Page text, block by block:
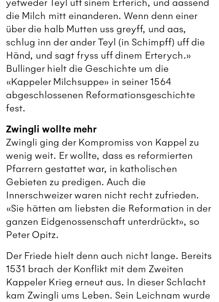
yetweder Teyl uff sinem Erterich, und aassend
die Milch mitt einanderen. Wenn denn einer
über die halb Mutten uss greyff, und aas,
schlug inn der ander Teyl (in Schimpff) uff die
Händ, und sagt fryss uff dinem Erterych.»
Bullinger hielt die Geschichte um die
«Kappeler Milchsuppe» in seiner 1564
abgeschlossenen Reformationsgeschichte
fest.
Zwingli wollte mehr
Zwingli ging der Kompromiss von Kappel zu
wenig weit. Er wollte, dass es reformierten
Pfarrern gestattet war, in katholischen
Gebieten zu predigen. Auch die
Innerschweizer waren nicht recht zufrieden.
«Sie hätten am liebsten die Reformation in der
ganzen Eidgenossenschaft unterdrückt», so
Peter Opitz.
Der Friede hielt denn auch nicht lange. Bereits
1531 brach der Konflikt mit dem Zweiten
Kappeler Krieg erneut aus. In dieser Schlacht
kam Zwingli ums Leben. Sein Leichnam wurde